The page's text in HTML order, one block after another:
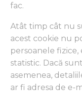
fac.
Atât timp cât nu
acest cookie nu
persoanele
statistic. Dacă
asemenea,
ar fi adresa de e-